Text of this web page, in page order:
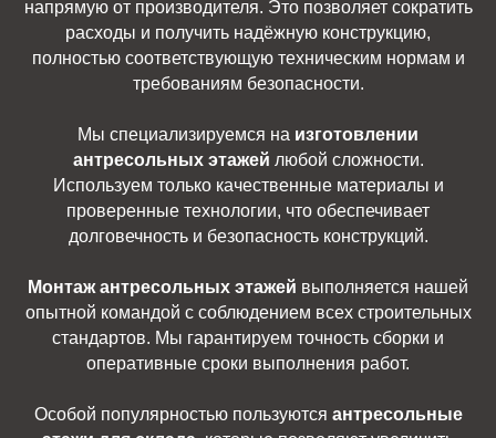
напрямую от производителя. Это позволяет сократить
расходы и получить надёжную конструкцию,
полностью соответствующую техническим нормам и
требованиям безопасности.
Мы специализируемся на изготовлении
антресольных этажей любой сложности.
Используем только качественные материалы и
проверенные технологии, что обеспечивает
долговечность и безопасность конструкций.
Монтаж антресольных этажей выполняется нашей
опытной командой с соблюдением всех строительных
стандартов. Мы гарантируем точность сборки и
оперативные сроки выполнения работ.
Особой популярностью пользуются антресольные